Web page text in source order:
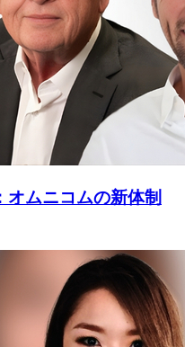
ムニコムの新体制